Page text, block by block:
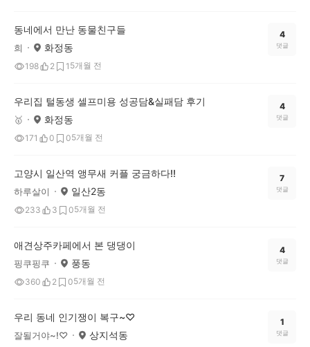
동네에서 만난 동물친구들
희 화정동
198 2 1 5개월 전
4
댓글
우리집 털동생 셀프미용 성공담&실패담 후기
🥇 화정동
171 0 05개월 전
4
댓글
고양시 일산역 앵무새 커플 궁금하다!!
하루살이 일산2동
233 3 05개월 전
7
댓글
애견상주카페에서 본 댕댕이
핑쿠핑쿠 풍동
360 2 05개월 전
4
댓글
우리 동네 인기쟁이 복구~♡
잘될거야~!♡ 상지석동
1
댓글